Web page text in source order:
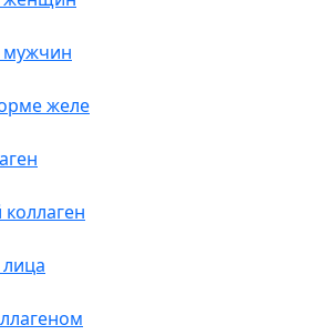
мужчин
желе